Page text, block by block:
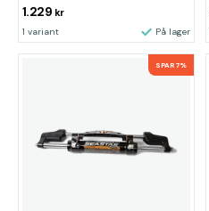
1.229 kr
1 variant På lager
SPAR 7%